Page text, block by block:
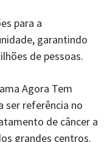
para a
garantindo
de pessoas.
Agora Tem
ser referência no
de câncer a
grandes centros.